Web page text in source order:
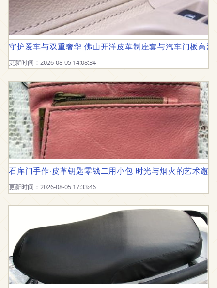
守护爱车与双重奢华 佛山开洋皮革制座套与汽车门板高清
更新时间：2026-08-05 14:08:34
石库门手作·皮革钥匙零钱二用小包 时光与烟火的艺术邂逅
更新时间：2026-08-05 17:33:46